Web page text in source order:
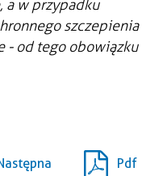
a w przypadku
szczepienia
- od tego obowiązku
Pdf